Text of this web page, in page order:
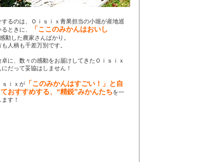
するのは、Ｏｉｓｉｘ青果担当の小堀が産地巡
ときに、
「ここのみかんはおいし
動した農家さんばかり。
人柄も千差万別です。
卓に、数々の感動をお届けしてきたＯｉｓｉｘ
だって妥協はしません！
ｓｉｘが
「このみかんはすごい！」と自
おすすめする、“精鋭”みかんたちを一
す！